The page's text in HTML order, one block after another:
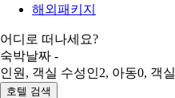
해외패키지
어디로 떠나세요?
숙박날짜 -
인원, 객실 수성인2, 아동0, 객실
호텔 검색